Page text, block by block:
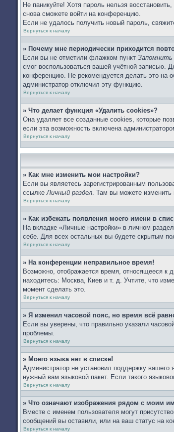
Не паникуйте! Хотя пароль нельзя
снова сможете войти на конференцию.
Если не удалось получить новый пароль,
Вернуться к началу
» Почему мне периодически приходится
Если вы не отметили флажком пункт Запомнить
смог воспользоваться вашей учётной записью.
конференцию. Не рекомендуется делать это на
администратор отключил эту функцию.
Вернуться к началу
» Что делает функция «Удалить cookies»?
Она удаляет все созданные cookies, которые
если эта возможность включена
Вернуться к началу
» Как мне изменить мои настройки?
Если вы являетесь зарегистрированным
ссылкеЛичный раздел. Там вы можете изменить
Вернуться к началу
» Как избежать появления моего имени в
На вкладке «Личные настройки» в личном
себе. Для всех остальных вы будете скрытым
Вернуться к началу
» На конференции неправильное время!
Возможно, отображается время, относящееся к
находитесь: Москва, Киев и т. д. Учтите, что
момент сделать это.
Вернуться к началу
» Я изменил часовой пояс, но время всё
Если вы уверены, что правильно указали
проблемы.
Вернуться к началу
» Моего языка нет в списке!
Администратор не установил поддержку вашего
нужный вам языковой пакет. Если такого
Вернуться к началу
» Что означают изображения рядом с моим
Вместе с именем пользователя могут
сообщений вы оставили, или на ваш статус на
Вернуться к началу